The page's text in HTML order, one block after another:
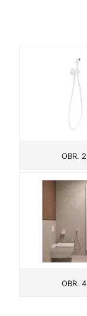
OBR. 2
OBR. 4